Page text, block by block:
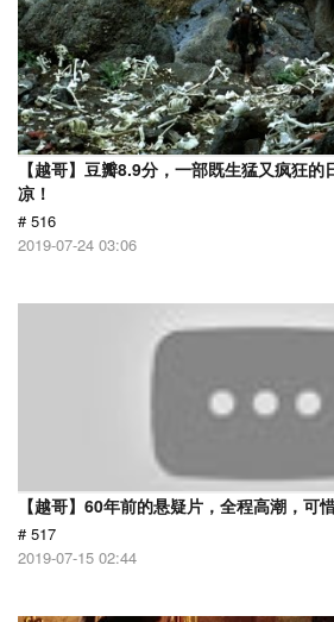
【越哥】豆瓣8.9分，一部既生猛又疯狂
凉！
# 516
2019-07-24 03:06
【越哥】60年前的悬疑片，全程高潮，可
# 517
2019-07-15 02:44